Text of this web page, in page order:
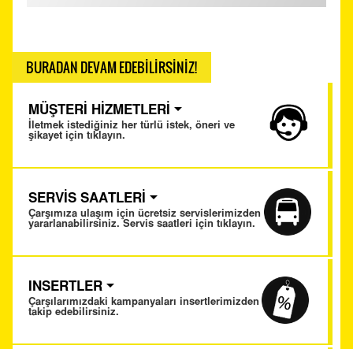
BURADAN DEVAM EDEBİLİRSİNİZ!
MÜŞTERİ HİZMETLERİ
İletmek istediğiniz her türlü istek, öneri ve
şikayet için tıklayın.
SERVİS SAATLERİ
Çarşımıza ulaşım için ücretsiz servislerimizden
yararlanabilirsiniz. Servis saatleri için tıklayın.
INSERTLER
Çarşılarımızdaki kampanyaları insertlerimizden
takip edebilirsiniz.